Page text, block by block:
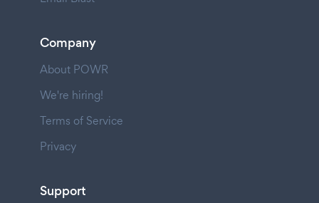
Company
About POWR
We're hiring!
Terms of Service
Privacy
Support